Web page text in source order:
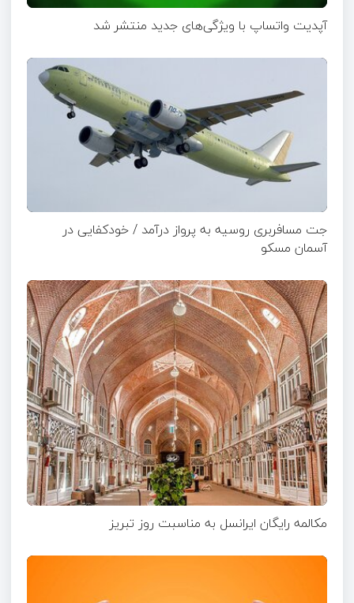
آپدیت‌ واتساپ با ویژگی‌های جدید منتشر شد
جت مسافربری روسیه به پرواز درآمد / خودکفایی در
آسمان مسکو
مکالمه رایگان ایرانسل به مناسبت روز تبریز